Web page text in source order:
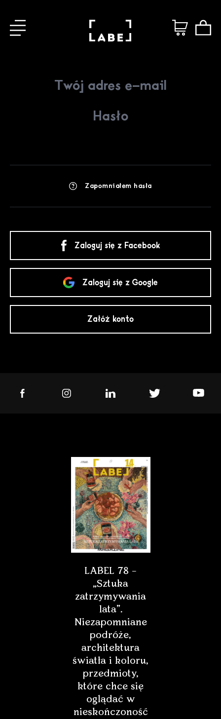
Zapomniałem hasła
Zaloguj się z Facebook
Zaloguj się z Google
Załóż konto
LABEL 78 –
„Sztuka
zatrzymywania
lata”.
Niezapomniane
podróże,
architektura
światła i koloru,
przedmioty,
które chce się
oglądać w
nieskończoność